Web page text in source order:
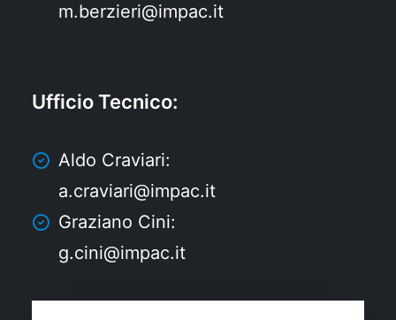
m.berzieri@impac.it
Ufficio Tecnico:
Aldo Craviari:
a.craviari@impac.it
Graziano Cini:
g.cini@impac.it